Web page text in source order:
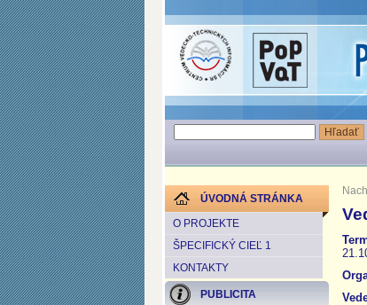
ÚVODNÁ STRÁNKA
O PROJEKTE
ŠPECIFICKÝ CIEĽ 1
KONTAKTY
PUBLICITA